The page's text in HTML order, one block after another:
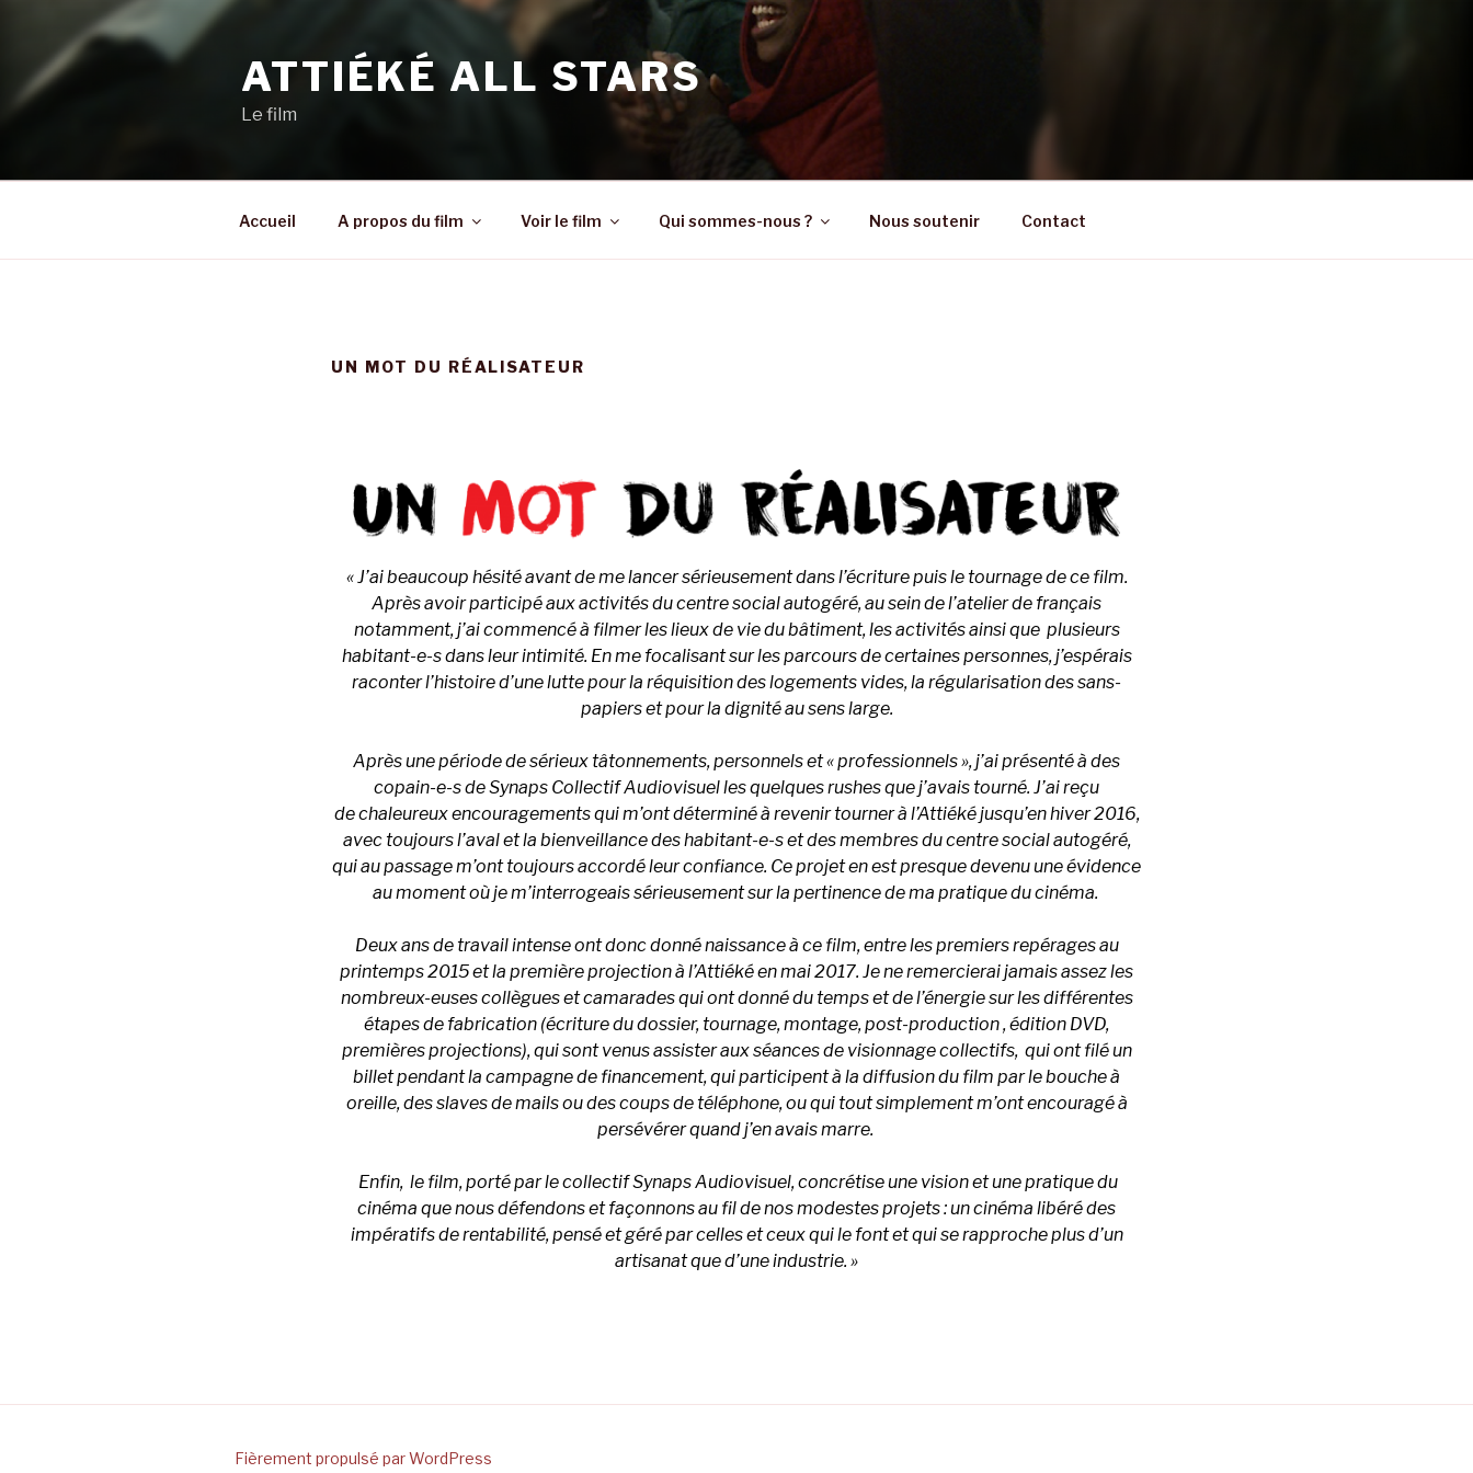
contenu
principal
ATTIÉKÉ ALL STARS
Le film
Accueil A propos du film Voir le film Qui sommes-nous ? Nous soutenir Contact
UN MOT DU RÉALISATEUR
« J’ai beaucoup hésité avant de me lancer sérieusement dans l’écriture puis le tournage de ce film.
Après avoir participé aux activités du centre social autogéré, au sein de l’atelier de français
notamment, j’ai commencé à filmer les lieux de vie du bâtiment, les activités ainsi que plusieurs
habitant-e-s dans leur intimité. En me focalisant sur les parcours de certaines personnes, j’espérais
raconter l’histoire d’une lutte pour la réquisition des logements vides, la régularisation des sans-
papiers et pour la dignité au sens large.
Après une période de sérieux tâtonnements, personnels et « professionnels », j’ai présenté à des
copain-e-s de Synaps Collectif Audiovisuel les quelques rushes que j’avais tourné. J’ai reçu
dechaleureux encouragements qui m’ont déterminé à revenir tourner à l’Attiéké jusqu’en hiver 2016,
avec toujours l’aval et la bienveillance des habitant-e-s et des membres du centre social autogéré,
qui au passage m’ont toujours accordé leur confiance. Ce projet en est presque devenu une évidence
au moment où je m’interrogeais sérieusement sur la pertinence de ma pratique du cinéma.
Deux ans de travail intense ont donc donné naissance à ce film, entre les premiers repérages au
printemps 2015 et la première projection à l’Attiéké en mai 2017. Je ne remercierai jamais assez les
nombreux-euses collègues et camarades qui ont donné du temps et de l’énergie sur les différentes
étapes de fabrication (écriture du dossier, tournage, montage, post-production , édition DVD,
premières projections), qui sont venus assister aux séances de visionnage collectifs, qui ont filé un
billet pendant la campagne de financement, qui participent à la diffusion du film par le bouche à
oreille, des slaves de mails ou des coups de téléphone, ou qui tout simplement m’ont encouragé à
persévérer quand j’en avais marre.
Enfin, le film, porté par le collectif Synaps Audiovisuel, concrétise une vision et une pratique du
cinéma que nous défendons et façonnons au fil de nos modestes projets : un cinéma libéré des
impératifs de rentabilité, pensé et géré par celles et ceux qui le font et qui se rapproche plus d’un
artisanat que d’une industrie. »
Fièrement propulsé par WordPress